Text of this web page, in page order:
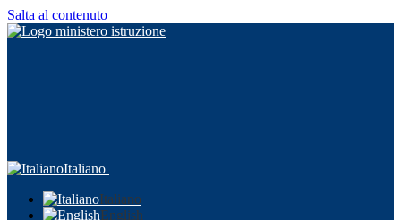
Salta al contenuto
Italiano
Italiano
English